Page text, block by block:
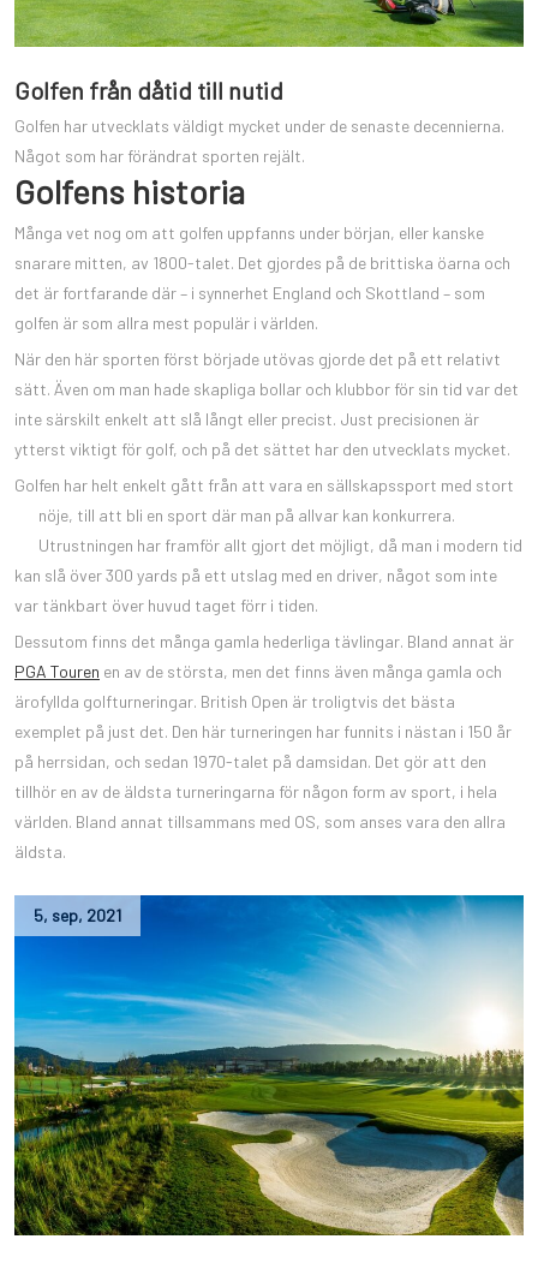
Golfen från dåtid till nutid
Golfen har utvecklats väldigt mycket under de senaste decennierna.
Något som har förändrat sporten rejält.
Golfens historia
Många vet nog om att golfen uppfanns under början, eller kanske
snarare mitten, av 1800-talet. Det gjordes på de brittiska öarna och
det är fortfarande där – i synnerhet England och Skottland – som
golfen är som allra mest populär i världen.
När den här sporten först började utövas gjorde det på ett relativt
sätt. Även om man hade skapliga bollar och klubbor för sin tid var det
inte särskilt enkelt att slå långt eller precist. Just precisionen är
ytterst viktigt för golf, och på det sättet har den utvecklats mycket.
Golfen har helt enkelt gått från att vara en sällskapssport med stort
nöje, till att bli en sport där man på allvar kan konkurrera.
Utrustningen har framför allt gjort det möjligt, då man i modern tid
kan slå över 300 yards på ett utslag med en driver, något som inte
var tänkbart över huvud taget förr i tiden.
Dessutom finns det många gamla hederliga tävlingar. Bland annat är
PGA Touren en av de största, men det finns även många gamla och
ärofyllda golfturneringar. British Open är troligtvis det bästa
exemplet på just det. Den här turneringen har funnits i nästan i 150 år
på herrsidan, och sedan 1970-talet på damsidan. Det gör att den
tillhör en av de äldsta turneringarna för någon form av sport, i hela
världen. Bland annat tillsammans med OS, som anses vara den allra
äldsta.
5, sep, 2021